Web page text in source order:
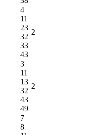
4
11
23
32
33
43
2
3
11
13
32
43
49
2
7
8